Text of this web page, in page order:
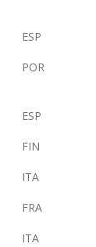
ESP
POR
ESP
FIN
ITA
FRA
ITA